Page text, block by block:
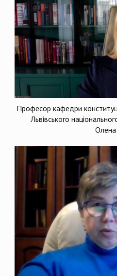
Професор кафедри
Львівського
Олена